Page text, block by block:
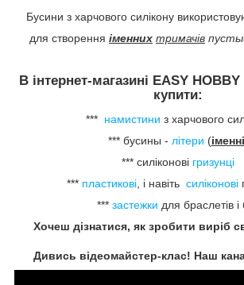
Бусини з харчового силікону
для створення іменних тримачів
В інтернет-магазині EASY
купити:
*** намистини з харчового
*** бусины - літери (іменні
*** силіконові гризунці
*** пластикові, і навіть силіконові
*** застежки для браслетів і
Хочеш дізнатися, як зробити виріб
Дивись відеомайстер-клас! Наш